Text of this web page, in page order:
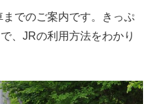
でのご案内です。きっぷ
、JRの利用方法をわかり